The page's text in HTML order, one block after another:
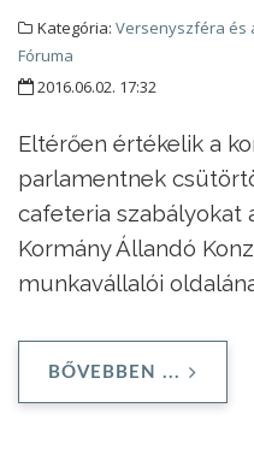
Kategória: Versenyszféra és
Fóruma
2016.06.02. 17:32
Eltérően értékelik a
parlamentnek
cafeteria szabályokat
Kormány Állandó
munkavállalói
BŐVEBBEN ...